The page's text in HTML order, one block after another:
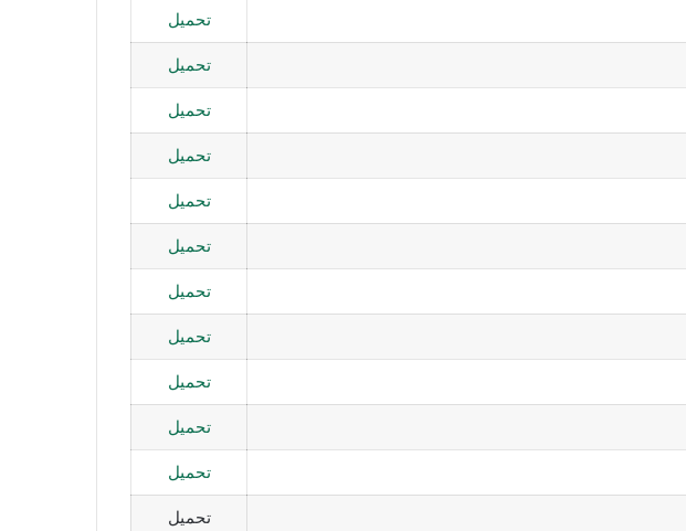
تحميل
تحميل
تحميل
تحميل
تحميل
تحميل
تحميل
تحميل
تحميل
تحميل
تحميل
تحميل